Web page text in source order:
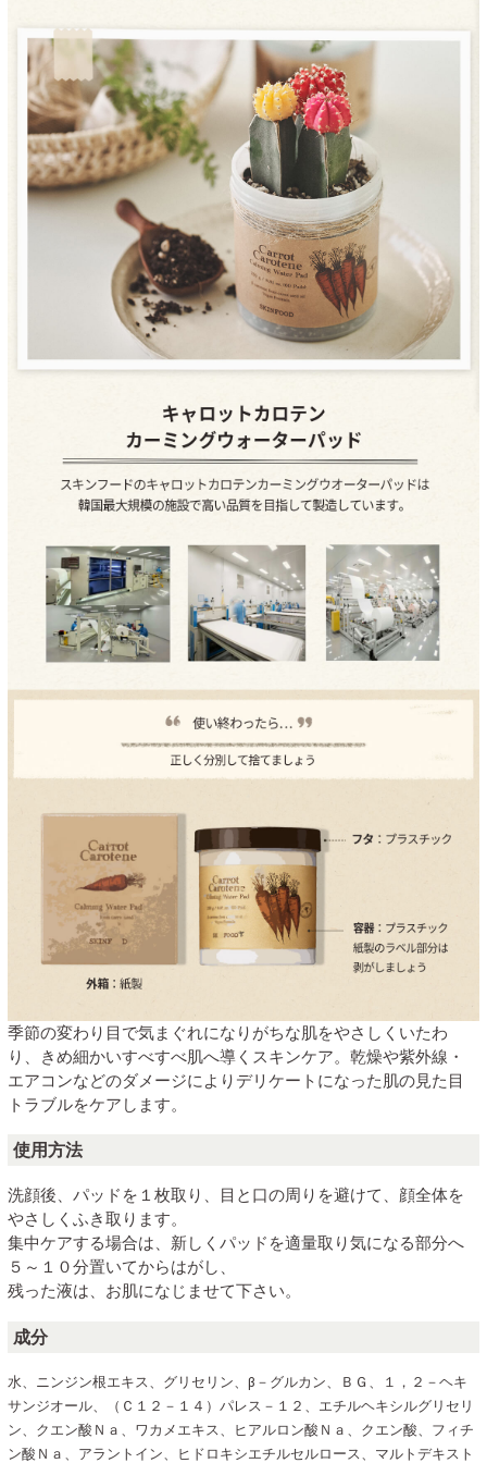
季節の変わり目で気まぐれになりがちな肌をやさしくいたわ
り、きめ細かいすべすべ肌へ導くスキンケア。乾燥や紫外線・
エアコンなどのダメージによりデリケートになった肌の見た目
トラブルをケアします。
使用方法
洗顔後、パッドを１枚取り、目と口の周りを避けて、顔全体を
やさしくふき取ります。
集中ケアする場合は、新しくパッドを適量取り気になる部分へ
５～１０分置いてからはがし、
残った液は、お肌になじませて下さい。
成分
水、ニンジン根エキス、グリセリン、β－グルカン、ＢＧ、１，２－ヘキ
サンジオール、（Ｃ１２－１４）パレス－１２、エチルヘキシルグリセリ
ン、クエン酸Ｎａ、ワカメエキス、ヒアルロン酸Ｎａ、クエン酸、フィチ
ン酸Ｎａ、アラントイン、ヒドロキシエチルセルロース、マルトデキスト